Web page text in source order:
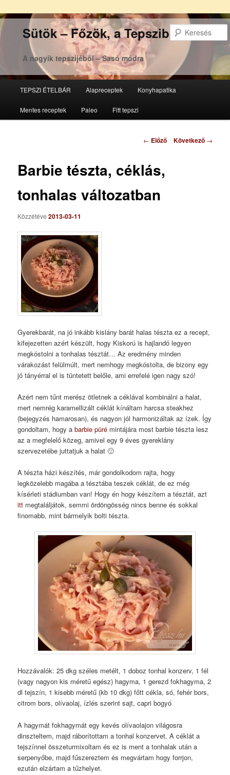
Sütök – Főzök, a Tepsziből
A nagyik tepszijéből – Sasó módra
Tovább
az
Tovább
a
TEPSZI ÉTELBÁR Alapreceptek Konyhapatika
Mentes receptek Paleo Fitt tepszi
Bejegyzés
← Előző Következő →
Barbie tészta, céklás,
tonhalas változatban
Közzétéve2013-03-11
Gyerekbarát, na jó inkább kislány barát halas tészta ez a recept,
kifejezetten azért készült, hogy Kiskorú is hajlandó legyen
megkóstolni a tonhalas tésztát… Az eredmény minden
várakozást felülmúlt, mert nemhogy megkóstolta, de bizony egy
jó tányérral el is tüntetett belőle, ami errefelé igen nagy szó!
Azért nem tűnt merész ötletnek a céklával kombinálni a halat,
mert nemrég karamellizált céklát kínáltam harcsa steakhez
(bejegyzés hamarosan), és nagyon jól harmonizáltak az ízek. Így
gondoltam, hogy abarbie püré mintájára most barbie tészta lesz
az a megfelelő közeg, amivel egy 9 éves gyereklány
szervezetébe juttatjuk a halat 🙂
A tészta házi készítés, már gondolkodom rajta, hogy
legközelebb magába a tésztába teszek céklát, de ez még
kísérleti stádiumban van! Hogy én hogy készítem a tésztát, azt
itt megtaláljátok, semmi ördöngösség nincs benne és sokkal
finomabb, mint bármelyik bolti tészta.
Hozzávalók: 25 dkg széles metélt, 1 doboz tonhal konzerv, 1 fél
(vagy nagyon kis méretű egész) hagyma, 1 gerezd fokhagyma, 2
dl tejszín, 1 kisebb méretű (kb 10 dkg) főtt cékla, só, fehér bors,
citrom bors, olívaolaj, ízlés szerint sajt, capri bogyó
A hagymát fokhagymát egy kevés olívaolajon világosra
dinszteltem, majd ráborítottam a tonhal konzervet. A céklát a
tejszínnel összeturmixoltam és ez is ment a tonhalak után a
serpenyőbe, majd fűszereztem és megvártam hogy forrjon,
ezután elzártam a tűzhelyet.